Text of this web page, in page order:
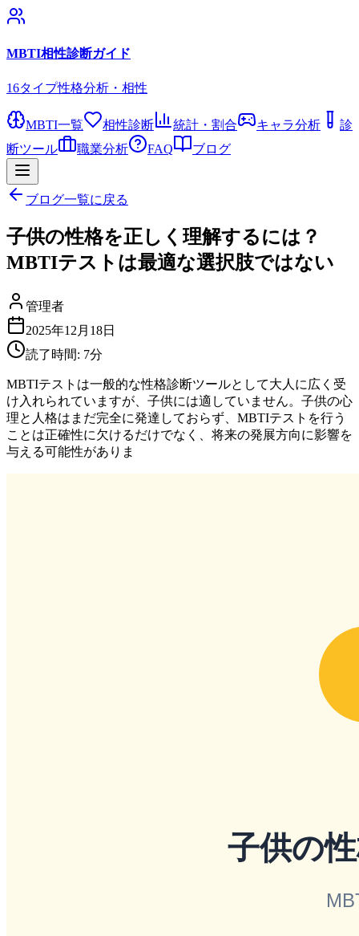
MBTI相性診断ガイド
16タイプ性格分析・相性
MBTI一覧 相性診断 統計・割合 キャラ分析
診
断ツール
職業分析 FAQ ブログ
ブログ一覧に戻る
子供の性格を正しく理解するには？
MBTIテストは最適な選択肢ではない
管理者
2025年12月18日
読了時間: 7分
MBTIテストは一般的な性格診断ツールとして大人に広く受
け入れられていますが、子供には適していません。子供の心
理と人格はまだ完全に発達しておらず、MBTIテストを行う
ことは正確性に欠けるだけでなく、将来の発展方向に影響を
与える可能性がありま